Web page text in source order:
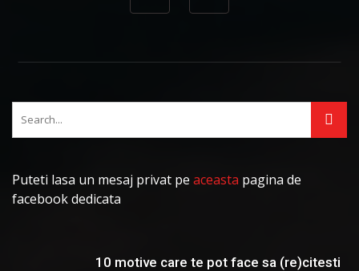
Puteti lasa un mesaj privat pe aceasta pagina de
facebook dedicata
10 motive care te pot face sa (re)citesti